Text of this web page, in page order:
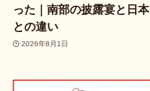
った｜南部の披露宴と日本
との違い
2026年8月1日